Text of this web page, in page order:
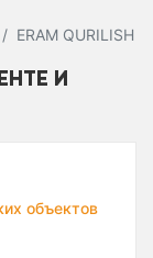
ERAM QURILISH
И
объектов